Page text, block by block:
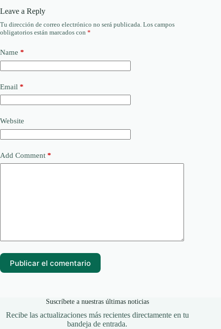
Leave a Reply
Tu dirección de correo electrónico no será publicada. Los campos
obligatorios están marcados con *
Name *
Email *
Website
Add Comment *
Publicar el comentario
Suscríbete a nuestras últimas noticias
Recibe las actualizaciones más recientes directamente en tu
bandeja de entrada.